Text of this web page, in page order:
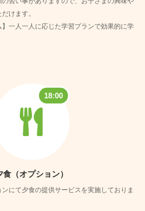
けます。
】一人一人に応じた学習プランで効果的に学
18:00
食（オプション）
にて夕食の提供サービスを実施しておりま